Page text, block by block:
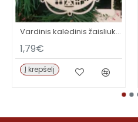
Vardinis kalėdinis žaisliukas
1,79€
Į krepšelį